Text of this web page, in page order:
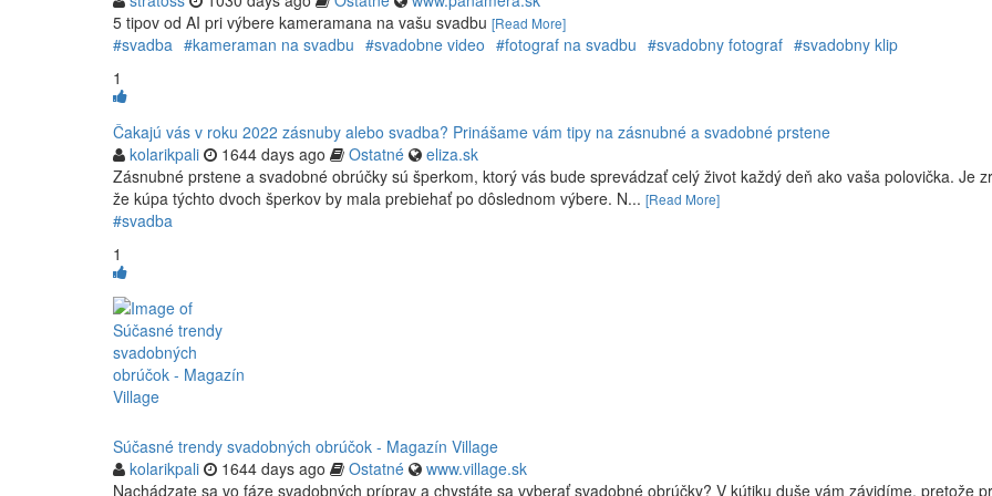
5 tipov od AI pri výbere kameramana na vašu svadbu [Read More]
#svadba #kameraman na svadbu #svadobne video #fotograf na svadbu #svadobny fotograf #svadobny klip
1
Čakajú vás v roku 2022 zásnuby alebo svadba? Prinášame vám tipy na zásnubné a svadobné prstene
kolarikpali
1644 days ago Ostatné
eliza.sk
Zásnubné prstene a svadobné obrúčky sú šperkom, ktorý vás bude sprevádzať celý život každý deň ako vaša polovička. Je
že kúpa týchto dvoch šperkov by mala prebiehať po dôslednom výbere. N... [Read More]
#svadba
1
Súčasné trendy svadobných obrúčok - Magazín Village
kolarikpali
1644 days ago Ostatné
www.village.sk
Nachádzate sa vo fáze svadobných príprav a chystáte sa vyberať svadobné obrúčky? V kútiku duše vám závidíme, pretože